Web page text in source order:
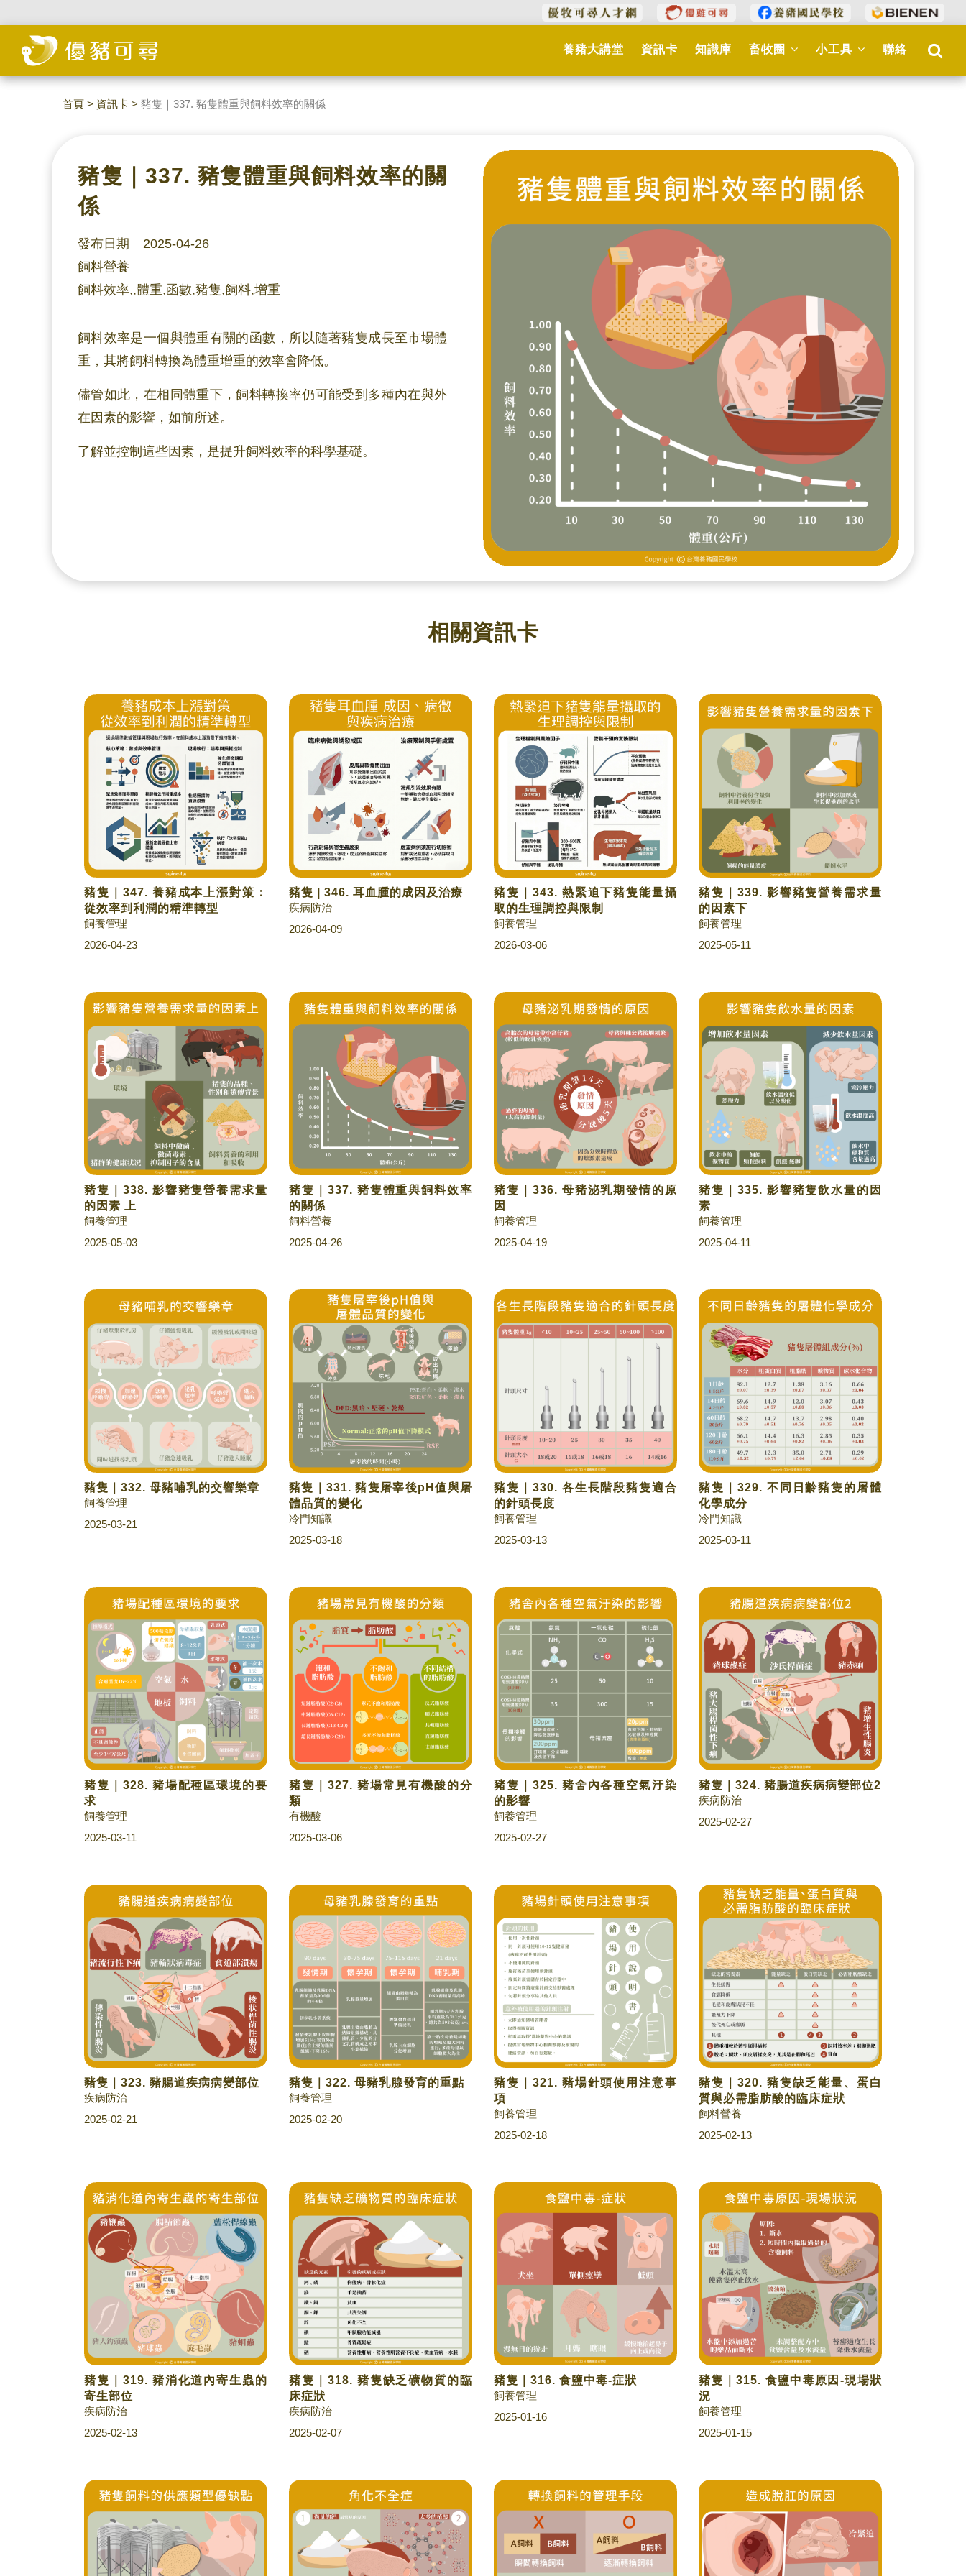
養豬大講堂 資訊卡 知識庫 畜牧圈 小工具 聯絡
首頁 > 資訊卡 > 豬隻｜337. 豬隻體重與飼料效率的關係
豬隻｜337. 豬隻體重與飼料效率的關
係
發布日期 2025-04-26
飼料營養
飼料效率,,體重,函數,豬隻,飼料,增重
飼料效率是一個與體重有關的函數，所以隨著豬隻成長至市場體
重，其將飼料轉換為體重增重的效率會降低。
儘管如此，在相同體重下，飼料轉換率仍可能受到多種內在與外
在因素的影響，如前所述。
了解並控制這些因素，是提升飼料效率的科學基礎。
相關資訊卡
豬隻｜347. 養豬成本上漲對策：
從效率到利潤的精準轉型
飼養管理
2026-04-23
豬隻 | 346. 耳血腫的成因及治療
疾病防治
2026-04-09
豬隻｜343. 熱緊迫下豬隻能量攝
取的生理調控與限制
飼養管理
2026-03-06
豬隻｜339. 影響豬隻營養需求量
的因素下
飼養管理
2025-05-11
豬隻｜338. 影響豬隻營養需求量
的因素 上
飼養管理
2025-05-03
豬隻｜337. 豬隻體重與飼料效率
的關係
飼料營養
2025-04-26
豬隻｜336. 母豬泌乳期發情的原
因
飼養管理
2025-04-19
豬隻｜335. 影響豬隻飲水量的因
素
飼養管理
2025-04-11
豬隻｜332. 母豬哺乳的交響樂章
飼養管理
2025-03-21
豬隻｜331. 豬隻屠宰後pH值與屠
體品質的變化
冷門知識
2025-03-18
豬隻｜330. 各生長階段豬隻適合
的針頭長度
飼養管理
2025-03-13
豬隻｜329. 不同日齡豬隻的屠體
化學成分
冷門知識
2025-03-11
豬隻｜328. 豬場配種區環境的要
求
飼養管理
2025-03-11
豬隻｜327. 豬場常見有機酸的分
類
有機酸
2025-03-06
豬隻｜325. 豬舍內各種空氣汙染
的影響
飼養管理
2025-02-27
豬隻｜324. 豬腸道疾病病變部位2
疾病防治
2025-02-27
豬隻｜323. 豬腸道疾病病變部位
疾病防治
2025-02-21
豬隻｜322. 母豬乳腺發育的重點
飼養管理
2025-02-20
豬隻｜321. 豬場針頭使用注意事
項
飼養管理
2025-02-18
豬隻｜320. 豬隻缺乏能量、蛋白
質與必需脂肪酸的臨床症狀
飼料營養
2025-02-13
豬隻｜319. 豬消化道內寄生蟲的
寄生部位
疾病防治
2025-02-13
豬隻｜318. 豬隻缺乏礦物質的臨
床症狀
疾病防治
2025-02-07
豬隻｜316. 食鹽中毒-症狀
飼養管理
2025-01-16
豬隻｜315. 食鹽中毒原因-現場狀
況
飼養管理
2025-01-15